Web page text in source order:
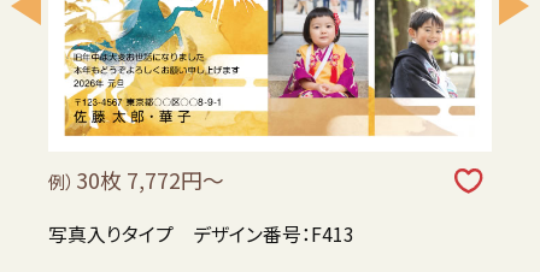
例） 30枚 7,772円～
写真入りタイプ デザイン番号：F413